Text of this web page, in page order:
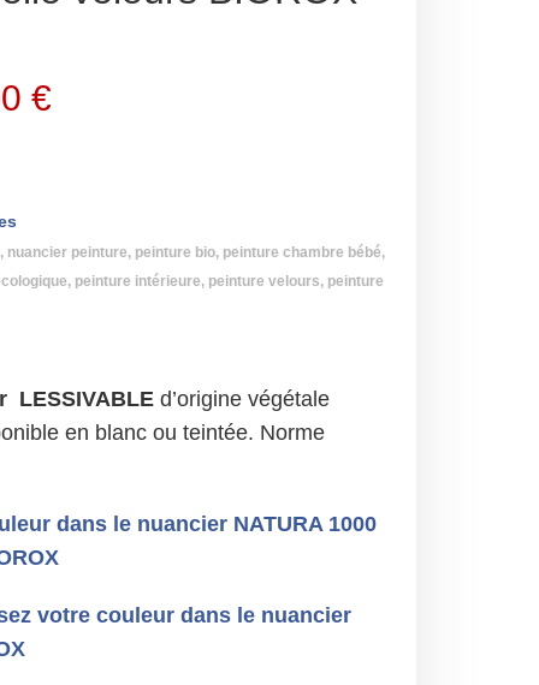
€
, nuancier peinture, peinture bio, peinture chambre bébé,
, peinture intérieure, peinture velours, peinture
LESSIVABLE d’origine végétale
en blanc ou teintée. Norme
dans le nuancier NATURA 1000
votre couleur dans le nuancier